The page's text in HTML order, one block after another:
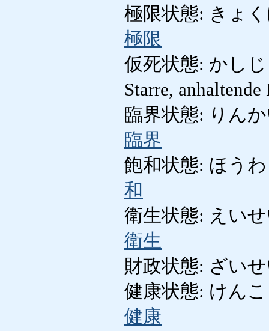
極限状態: きょ
極限
仮死状態: かしじ
Starre,
臨界状態: りん
臨界
飽和状態: ほう
和
衛生状態: えいせ
衛生
財政状態: ざい
健康状態: けんこ
健康